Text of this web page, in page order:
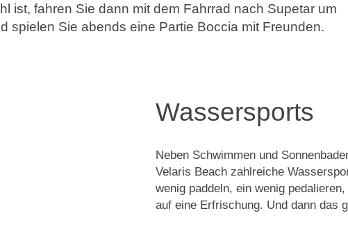
ist, fahren Sie dann mit dem Fahrrad nach Supetar um
spielen Sie abends eine Partie Boccia mit Freunden.
Wassersports
Neben Schwimmen und
Velaris Beach zahlreiche
wenig paddeln, ein wenig
auf eine Erfrischung. Und dann das